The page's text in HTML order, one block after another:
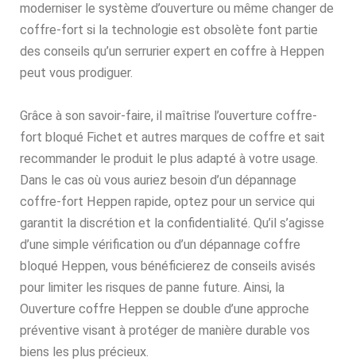
moderniser le système d’ouverture ou même changer de
coffre-fort si la technologie est obsolète font partie
des conseils qu’un serrurier expert en coffre à Heppen
peut vous prodiguer.
Grâce à son savoir-faire, il maîtrise l’ouverture coffre-
fort bloqué Fichet et autres marques de coffre et sait
recommander le produit le plus adapté à votre usage.
Dans le cas où vous auriez besoin d’un dépannage
coffre-fort Heppen rapide, optez pour un service qui
garantit la discrétion et la confidentialité. Qu’il s’agisse
d’une simple vérification ou d’un dépannage coffre
bloqué Heppen, vous bénéficierez de conseils avisés
pour limiter les risques de panne future. Ainsi, la
Ouverture coffre Heppen se double d’une approche
préventive visant à protéger de manière durable vos
biens les plus précieux.